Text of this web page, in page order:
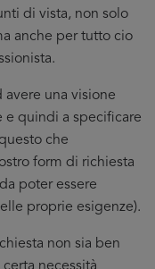
di vista, non solo
anche per tutto cio
avere una visione
e quindi a specificare
che
form di richiesta
poter essere
proprie esigenze).
non sia ben